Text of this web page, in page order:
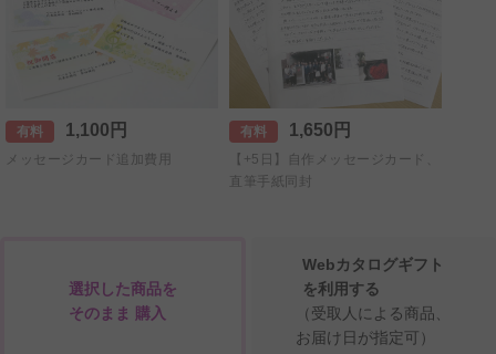
有料 1,100円
メッセージカード追加費用
有料 1,650円
【+5日】自作メッセージカード、
直筆手紙同封
選択した商品を
そのまま 購入
Webカタログギフト
を利用する
（受取人による商品、
お届け日が指定可）